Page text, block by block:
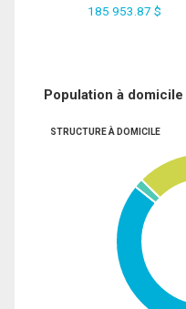
185 953.87 $
Population à domicile
STRUCTURE À DOMICILE